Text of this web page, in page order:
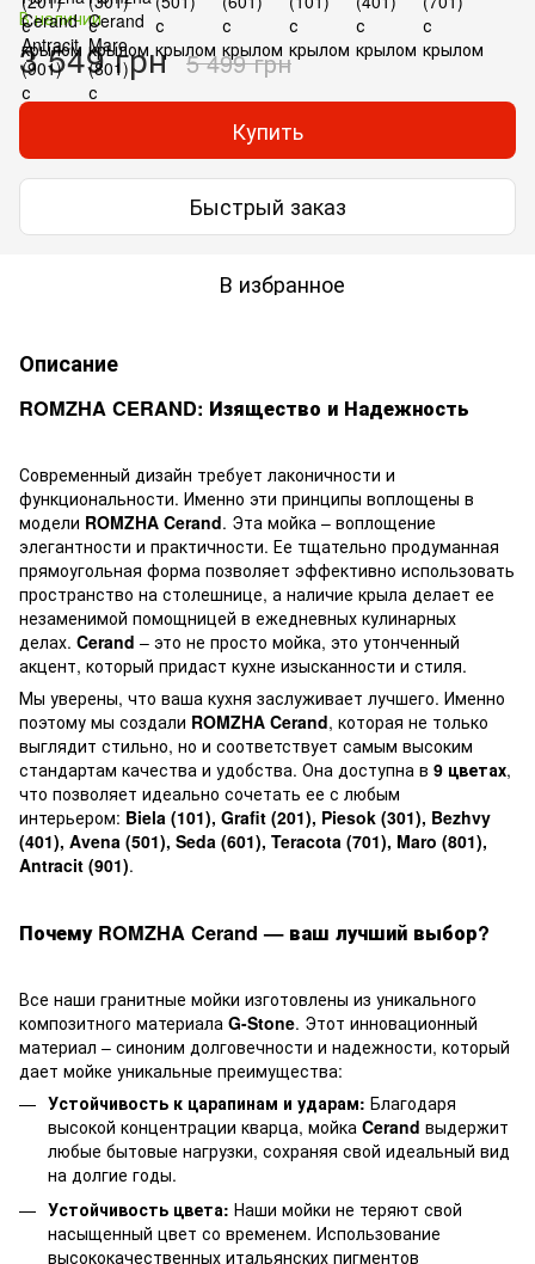
В наличии
3 549 грн 5 499 грн
Купить
Быстрый заказ
В избранное
Описание
ROMZHA CERAND: Изящество и Надежность
Современный дизайн требует лаконичности и
функциональности. Именно эти принципы воплощены в
модели ROMZHA Cerand. Эта мойка – воплощение
элегантности и практичности. Ее тщательно продуманная
прямоугольная форма позволяет эффективно использовать
пространство на столешнице, а наличие крыла делает ее
незаменимой помощницей в ежедневных кулинарных
делах. Cerand – это не просто мойка, это утонченный
акцент, который придаст кухне изысканности и стиля.
Мы уверены, что ваша кухня заслуживает лучшего. Именно
поэтому мы создали ROMZHA Cerand, которая не только
выглядит стильно, но и соответствует самым высоким
стандартам качества и удобства. Она доступна в 9 цветах,
что позволяет идеально сочетать ее с любым
интерьером: Biela (101), Grafit (201), Piesok (301), Bezhvy
(401), Avena (501), Seda (601), Teracota (701), Maro (801),
Antracit (901).
Почему ROMZHA Cerand — ваш лучший выбор?
Все наши гранитные мойки изготовлены из уникального
композитного материала G-Stone. Этот инновационный
материал – синоним долговечности и надежности, который
дает мойке уникальные преимущества:
Устойчивость к царапинам и ударам: Благодаря
высокой концентрации кварца, мойка Cerand выдержит
любые бытовые нагрузки, сохраняя свой идеальный вид
на долгие годы.
Устойчивость цвета: Наши мойки не теряют свой
насыщенный цвет со временем. Использование
высококачественных итальянских пигментов